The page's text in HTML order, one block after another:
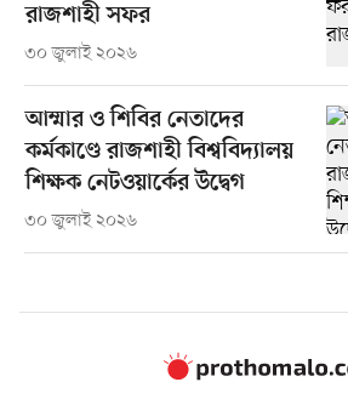
রাজশাহী সফর
৩০ জুলাই ২০২৬
আম্মার ও শিবির নেতাদের
কর্মকাণ্ডে রাজশাহী বিশ্ববিদ্যালয়
শিক্ষক নেটওয়ার্কের উদ্বেগ
৩০ জুলাই ২০২৬